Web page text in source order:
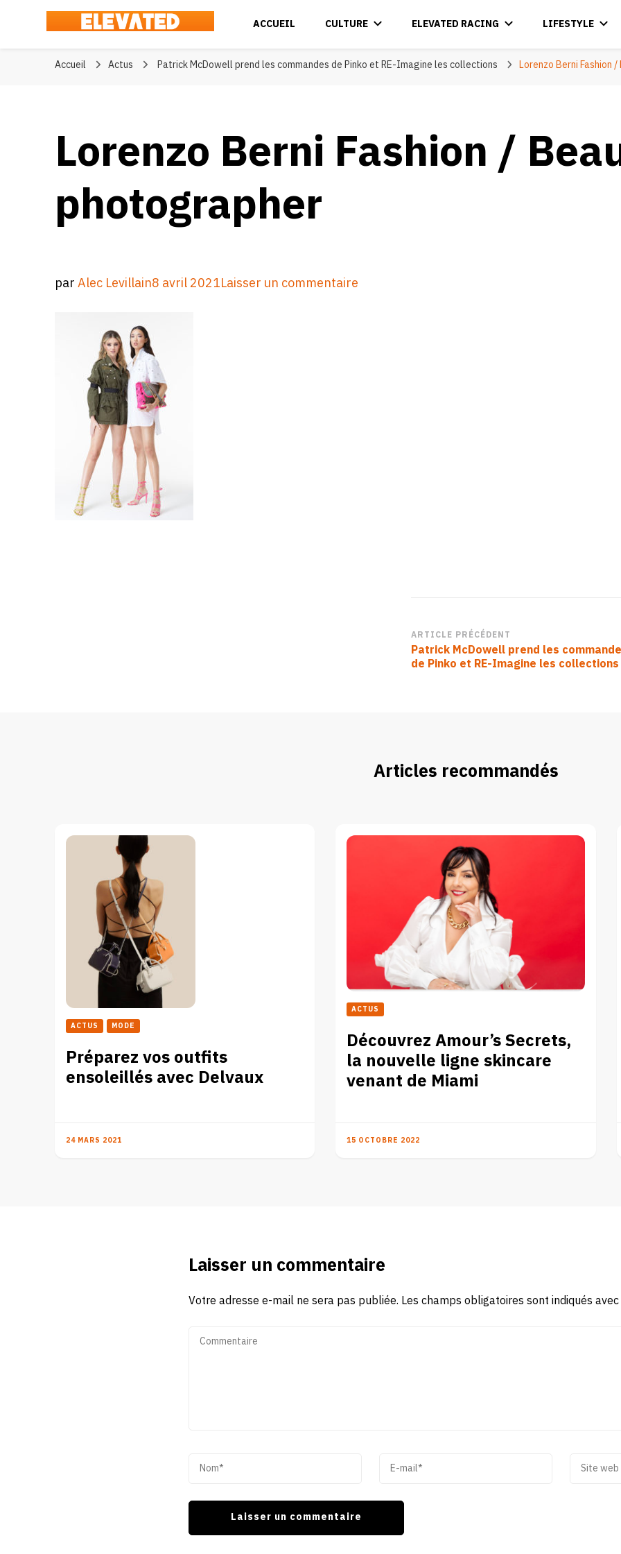
Elevated
ACCUEIL CULTURE ELEVATED RACING LIFESTYLE
Accueil Actus Patrick McDowell prend les commandes de Pinko et RE-Imagine les collections Lorenzo Berni
Lorenzo Berni Fashion /
photographer
parAlec Levillain8 avril 2021Laisser un commentaire
Navigation
d’article
ARTICLE PRÉCÉDENT
Patrick McDowell prend les
de Pinko et RE-Imagine les collections
Articles recommandés
ACTUS MODE
Préparez vos outfits
ensoleillés avec Delvaux
24 MARS 2021
ACTUS
Découvrez Amour’s Secrets,
la nouvelle ligne skincare
venant de Miami
15 OCTOBRE 2022
Laisser un commentaire
Votre adresse e-mail ne sera pas publiée. Les champs obligatoires sont indiqués avec